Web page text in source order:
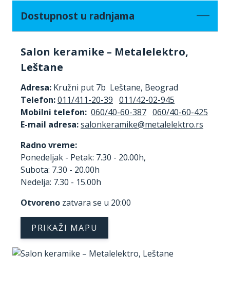
Dostupnost u radnjama
Salon keramike – Metalelektro,
Leštane
Adresa: Kružni put 7b Leštane, Beograd
Telefon:011/411-20-39 011/42-02-945
Mobilni telefon: 060/40-60-387 060/40-60-425
E-mail adresa:
Radno vreme:
Ponedeljak - Petak: 7.30 - 20.00h,
Subota: 7.30 - 20.00h
Nedelja: 7.30 - 15.00h
Otvoreno zatvara se u 20:00
PRIKAŽI MAPU